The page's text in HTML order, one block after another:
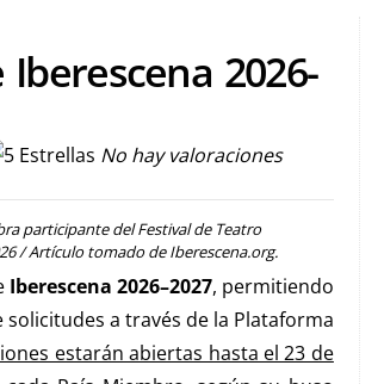
2026-
No hay valoraciones
participante del Festival de Teatro
/ Artículo tomado de Iberescena.org.
Iberescena 2026–2027, permitiendo
a través de la Plataforma
estarán abiertas hasta el 23 de